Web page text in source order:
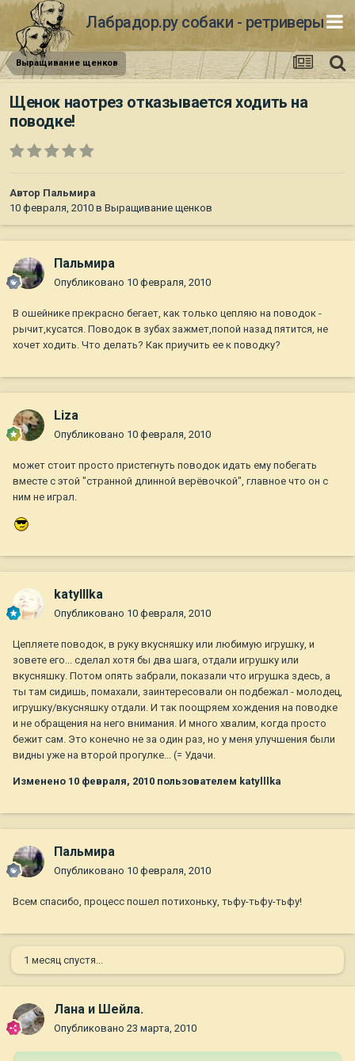
Лабрадор.ру собаки - ретриверы
Выращивание щенков
Щенок наотрез отказывается ходить на
поводке!
Автор Пальмира
10 февраля, 2010 в Выращивание щенков
Пальмира
Опубликовано 10 февраля, 2010
В ошейнике прекрасно бегает, как только цепляю на поводок -
рычит,кусатся. Поводок в зубах зажмет,попой назад пятится, не
хочет ходить. Что делать? Как приучить ее к поводку?
Liza
Опубликовано 10 февраля, 2010
может стоит просто пристегнуть поводок идать ему побегать
вместе с этой "странной длинной верёвочкой", главное что он с
ним не играл.
katylllka
Опубликовано 10 февраля, 2010
Цепляете поводок, в руку вкусняшку или любимую игрушку, и
зовете его... сделал хотя бы два шага, отдали игрушку или
вкусняшку. Потом опять забрали, показали что игрушка здесь, а
ты там сидишь, помахали, заинтересовали он подбежал - молодец,
игрушку/вкусняшку отдали. И так поощряем хождения на поводке
и не обращения на него внимания. И много хвалим, когда просто
бежит сам. Это конечно не за один раз, но у меня улучшения были
видны уже на второй прогулке... (= Удачи.
Изменено 10 февраля, 2010 пользователем katylllka
Пальмира
Опубликовано 10 февраля, 2010
Всем спасибо, процесс пошел потихоньку, тьфу-тьфу-тьфу!
1 месяц спустя...
Лана и Шейла.
Опубликовано 23 марта, 2010